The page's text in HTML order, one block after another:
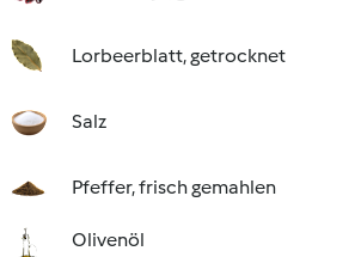
Lorbeerblatt, getrocknet
Salz
Pfeffer, frisch gemahlen
Olivenöl